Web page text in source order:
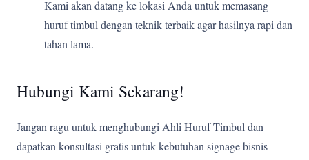
Kami akan datang ke lokasi Anda untuk memasang
huruf timbul dengan teknik terbaik agar hasilnya rapi dan
tahan lama.
Hubungi Kami Sekarang!
Jangan ragu untuk menghubungi Ahli Huruf Timbul dan
dapatkan konsultasi gratis untuk kebutuhan signage bisnis